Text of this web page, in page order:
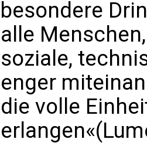
besondere
alle
soziale,
enger
die volle